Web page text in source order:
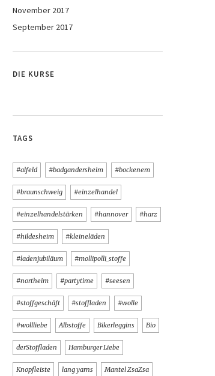
November 2017
September 2017
DIE KURSE
TAGS
#alfeld #badgandersheim #bockenem
#braunschweig #einzelhandel
#einzelhandelstärken #hannover #harz
#hildesheim #kleineläden
#ladenjubiläum #mollipolli_stoffe
#northeim #partytime #seesen
#stoffgeschäft #stoffladen #wolle
#wollliebe Albstoffe Bikerleggins Bio
derStoffladen Hamburger Liebe
Knopfleiste lang yarns Mantel ZsaZsa